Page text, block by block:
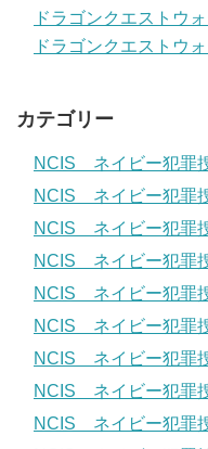
ドラゴンクエストウ
ドラゴンクエストウ
カテゴリー
NCIS ネイビー犯罪
NCIS ネイビー犯罪
NCIS ネイビー犯罪
NCIS ネイビー犯罪
NCIS ネイビー犯罪
NCIS ネイビー犯罪
NCIS ネイビー犯罪
NCIS ネイビー犯罪
NCIS ネイビー犯罪